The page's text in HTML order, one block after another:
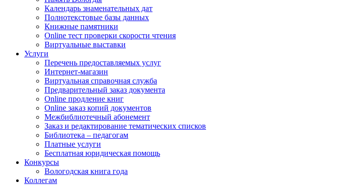
Календарь знаменательных дат
Полнотекстовые базы данных
Книжные памятники
Online тест проверки скорости чтения
Виртуальные выставки
Услуги
Перечень предоставляемых услуг
Интернет-магазин
Виртуальная справочная служба
Предварительный заказ документа
Online продление книг
Online заказ копий документов
Межбиблиотечный абонемент
Заказ и редактирование тематических списков
Библиотека – педагогам
Платные услуги
Бесплатная юридическая помощь
Конкурсы
Вологодская книга года
Коллегам